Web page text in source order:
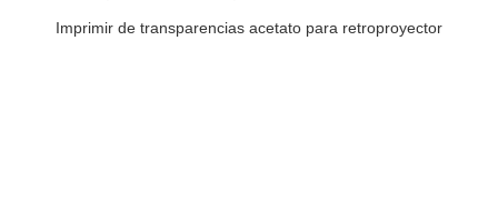
Imprimir de transparencias acetato para retroproyector